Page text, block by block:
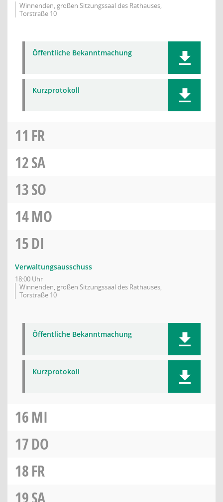
Winnenden, großen Sitzungssaal des Rathauses,
Torstraße 10
Öffentliche Bekanntmachung
Kurzprotokoll
11 FR
12SA
13SO
14MO
15DI
Verwaltungsausschuss
18:00 Uhr
Winnenden, großen Sitzungssaal des Rathauses,
Torstraße 10
Öffentliche Bekanntmachung
Kurzprotokoll
16MI
17DO
18FR
19SA